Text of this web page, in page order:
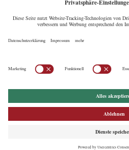
Pressebereich
Commercials in Tirol
Drehorte in Tirol